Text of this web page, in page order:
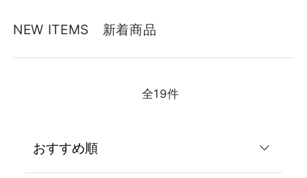
NEW ITEMS 新着商品
全19件